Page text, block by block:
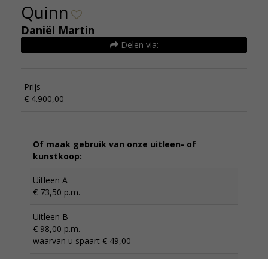
Quinn
Daniël Martin
Delen via:
Prijs
€ 4.900,00
Of maak gebruik van onze uitleen- of
kunstkoop:
Uitleen A
€ 73,50 p.m.
Uitleen B
€ 98,00 p.m.
waarvan u spaart € 49,00